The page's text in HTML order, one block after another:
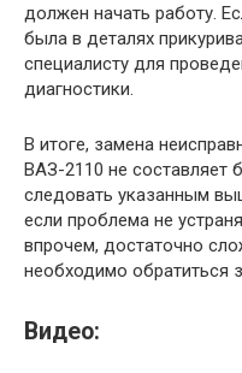
должен начать работу.
была в деталях
специалисту для
диагностики.
В итоге, замена
ВАЗ-2110 не составляет
следовать указанным
если проблема не
впрочем, достаточно
необходимо
Видео: